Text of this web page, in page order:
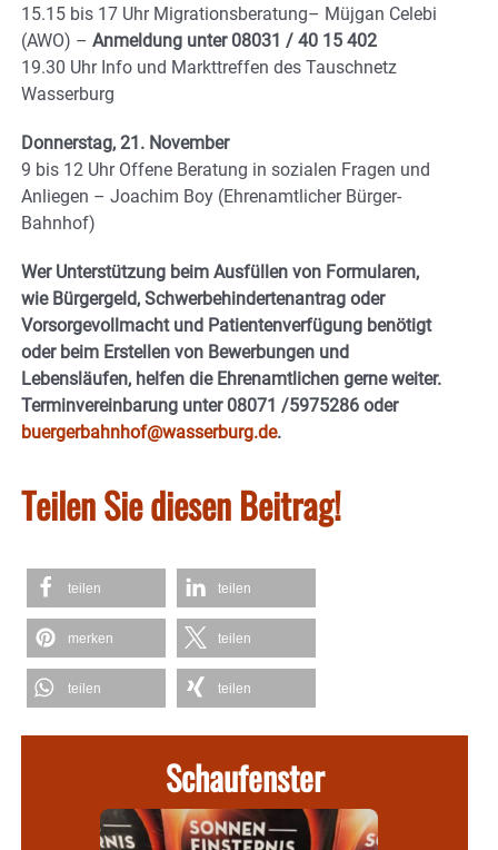
15.15 bis 17 Uhr Migrationsberatung– Müjgan Celebi
(AWO) – Anmeldung unter 08031 / 40 15 402
19.30 Uhr Info und Markttreffen des Tauschnetz
Wasserburg
Donnerstag, 21. November
9 bis 12 Uhr Offene Beratung in sozialen Fragen und
Anliegen – Joachim Boy (Ehrenamtlicher Bürger-
Bahnhof)
Wer Unterstützung beim Ausfüllen von Formularen,
wie Bürgergeld, Schwerbehindertenantrag oder
Vorsorgevollmacht und Patientenverfügung benötigt
oder beim Erstellen von Bewerbungen und
Lebensläufen, helfen die Ehrenamtlichen gerne weiter.
Terminvereinbarung unter 08071 /5975286 oder
buergerbahnhof@wasserburg.de.
Teilen Sie diesen Beitrag!
teilen teilen
merken teilen
teilen teilen
Schaufenster